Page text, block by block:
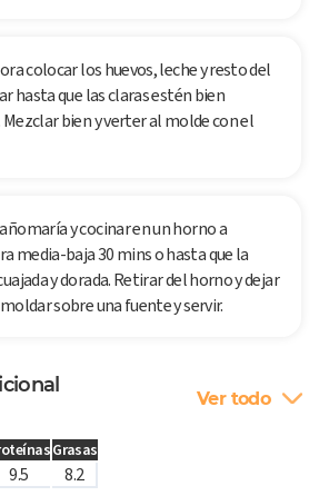
colocar los huevos, leche y resto del
hasta que las claras estén bien
bien y verter al molde con el
y cocinar en un horno a
media-baja 30 mins o hasta que la
y dorada. Retirar del horno y dejar
sobre una fuente y servir.
Ver todo
Grasas
9.5 8.2